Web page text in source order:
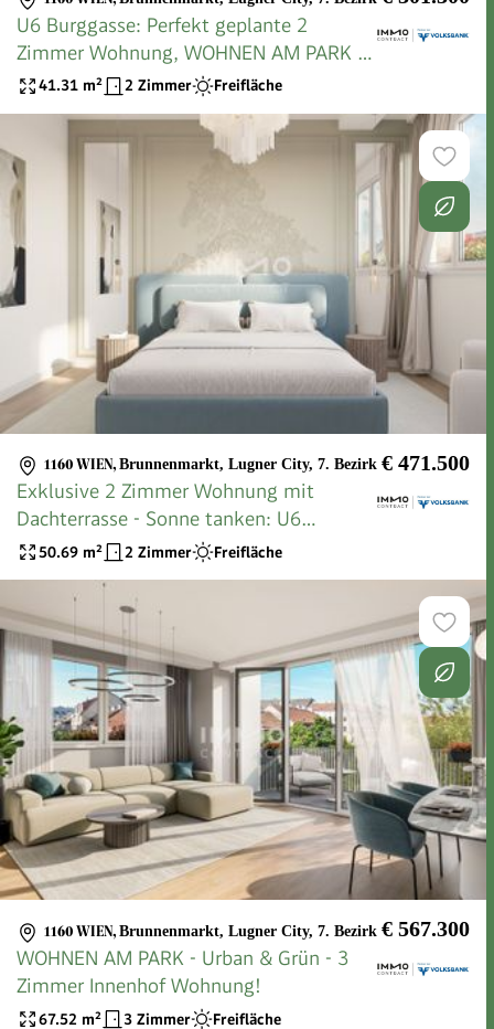
U6 Burggasse: Perfekt geplante 2
Zimmer Wohnung, WOHNEN AM PARK -
Urban & Grün
41.31 m² 2 Zimmer Freifläche
1160 WIEN, Brunnenmarkt, Lugner City, 7. Bezirk € 471.500
Exklusive 2 Zimmer Wohnung mit
Dachterrasse - Sonne tanken: U6
Burggasse
50.69 m² 2 Zimmer Freifläche
1160 WIEN, Brunnenmarkt, Lugner City, 7. Bezirk € 567.300
WOHNEN AM PARK - Urban & Grün - 3
Zimmer Innenhof Wohnung!
67.52 m² 3 Zimmer Freifläche